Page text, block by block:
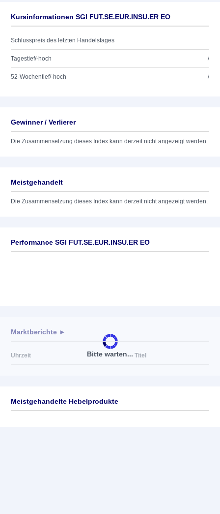
Kursinformationen SGI FUT.SE.EUR.INSU.ER EO
Schlusspreis des letzten Handelstages
Tagestief/-hoch /
52-Wochentief/-hoch /
Gewinner / Verlierer
Die Zusammensetzung dieses Index kann derzeit nicht angezeigt werden.
Meistgehandelt
Die Zusammensetzung dieses Index kann derzeit nicht angezeigt werden.
Performance SGI FUT.SE.EUR.INSU.ER EO
Bitte warten...
Marktberichte ►
Uhrzeit Titel
Meistgehandelte Hebelprodukte